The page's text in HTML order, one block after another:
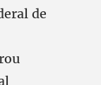
de